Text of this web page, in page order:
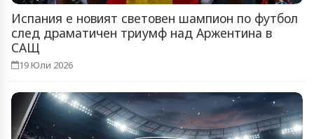
Испания е новият световен шампион по футбол
след драматичен триумф над Аржентина в
САЩ
19 Юли 2026